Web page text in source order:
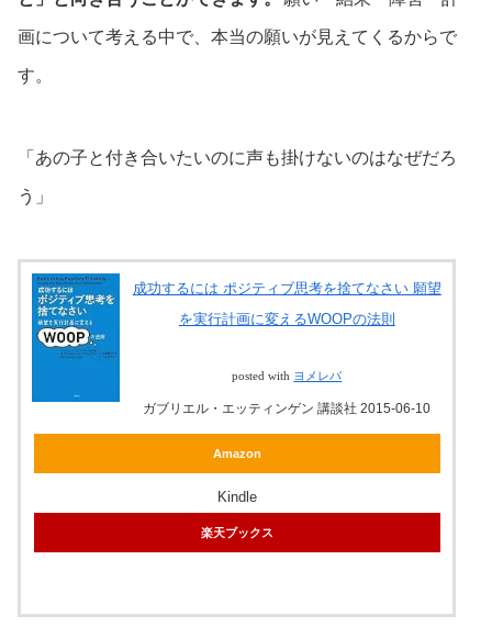
画について考える中で、本当の願いが見えてくるからで
す。
「あの子と付き合いたいのに声も掛けないのはなぜだろ
う」
成功するには ポジティブ思考を捨てなさい 願望
を実行計画に変えるWOOPの法則
posted with ヨメレバ
ガブリエル・エッティンゲン 講談社 2015-06-10
Amazon
Kindle
楽天ブックス